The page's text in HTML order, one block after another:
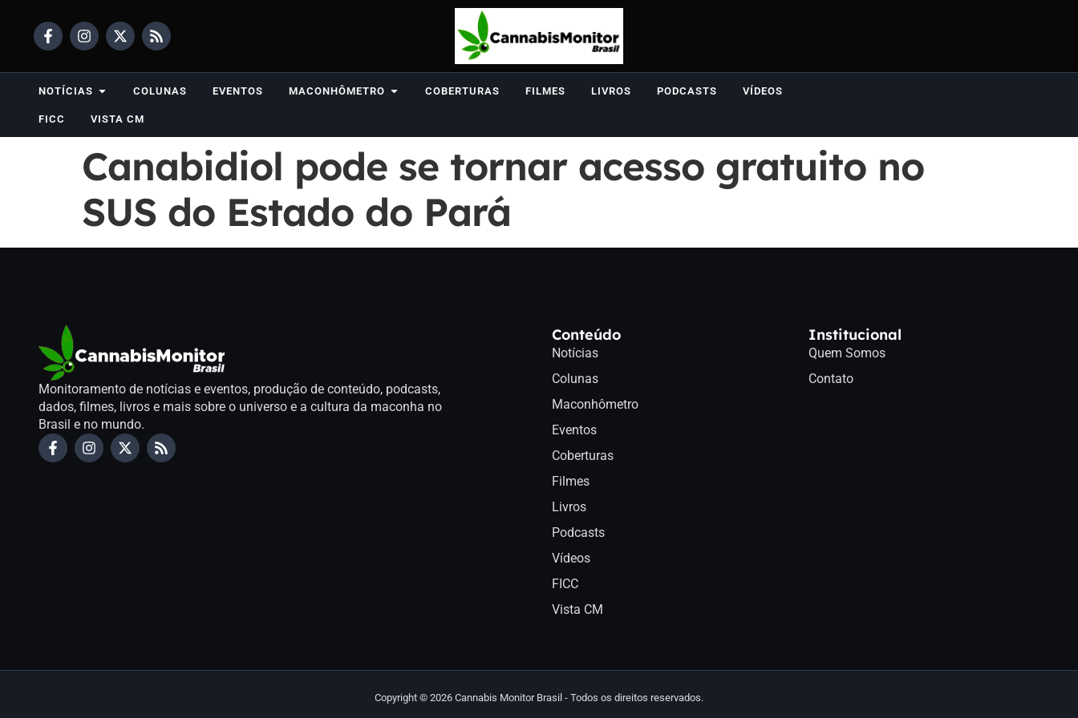
NOTÍCIAS COLUNAS EVENTOS MACONHÔMETRO COBERTURAS FILMES LIVROS PODCASTS VÍDEOS
FICC VISTA CM
Canabidiol pode se tornar acesso gratuito no
SUS do Estado do Pará
Monitoramento de notícias e eventos, produção de conteúdo, podcasts,
dados, filmes, livros e mais sobre o universo e a cultura da maconha no
Brasil e no mundo.
Conteúdo
Notícias
Colunas
Maconhômetro
Eventos
Coberturas
Filmes
Livros
Podcasts
Vídeos
FICC
Vista CM
Institucional
Quem Somos
Contato
Copyright © 2026 Cannabis Monitor Brasil - Todos os direitos reservados.